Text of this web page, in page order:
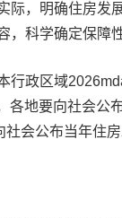
际，明确住房发
，科学确定保障
行政区域
各地要向社会公
会公布当年住